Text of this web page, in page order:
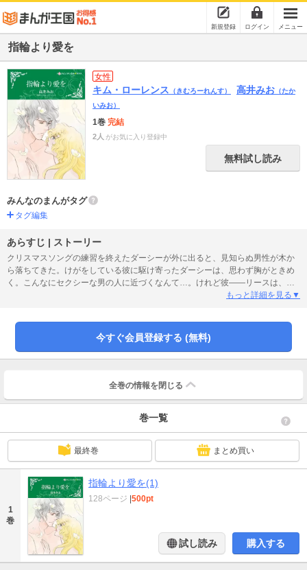
新規登録 ログイン メニュー
指輪より愛を
女性
キム・ローレンス （きむろーれんす） 高井みお （たか
いみお）
1巻 完結
2人 がお気に入り登録中
無料試し読み
みんなのまんがタグ
タグ編集
あらすじ | ストーリー
クリスマスソングの練習を終えたダーシーが外に出ると、見知らぬ男性が木か
ら落ちてきた。けがをしている彼に駆け寄ったダーシーは、思わず胸がときめ
く。こんなにセクシーな男の人に近づくなんて…。けれど彼――リースは、ダ
ーシーを少年だと勘違いしているようだ。屈辱感と切なさをおぼえながらも、
瞬間、自分の間違いに気づいたリースの瞳に熱い情熱の炎がともって…。
もっと詳細を見る▼
今すぐ会員登録する (無料)
全巻の情報を 閉じる
巻一覧
最終巻 まとめ買い
1
巻
指輪より愛を(1)
128ページ 500pt
試し読み 購入する